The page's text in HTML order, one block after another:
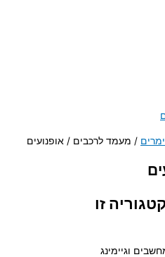
/ מעמד לרכבים / אופנועים
זו